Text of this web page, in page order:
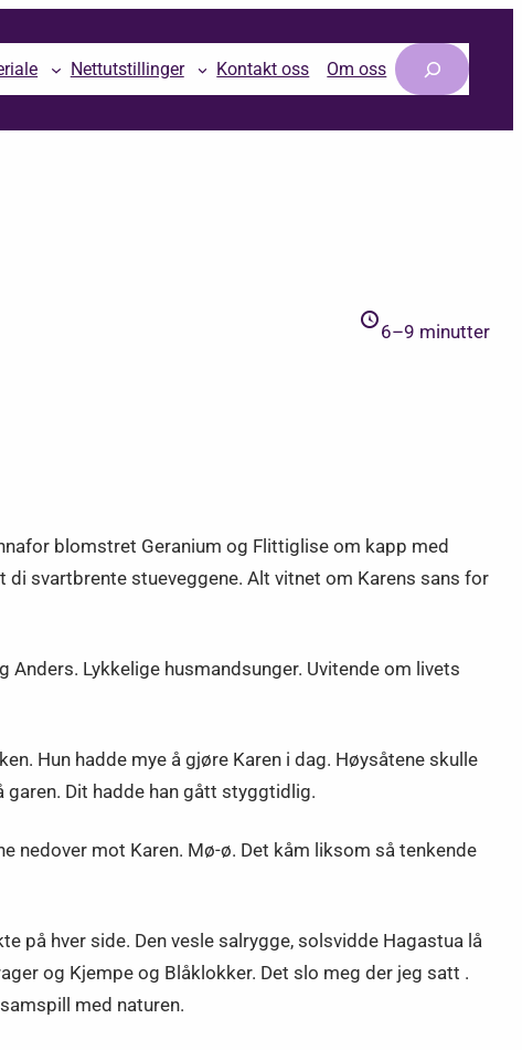
Nettutstillinger Kontakt oss Om oss
Søk
6–9 minutter
blomstret Geranium og Flittiglise om kapp med
svartbrente stueveggene. Alt vitnet om Karens sans for
Lykkelige husmandsunger. Uvitende om livets
Hun hadde mye å gjøre Karen i dag. Høysåtene skulle
Dit hadde han gått styggtidlig.
nedover mot Karen. Mø-ø. Det kåm liksom så tenkende
på hver side. Den vesle salrygge, solsvidde Hagastua lå
og Kjempe og Blåklokker. Det slo meg der jeg satt .
med naturen.